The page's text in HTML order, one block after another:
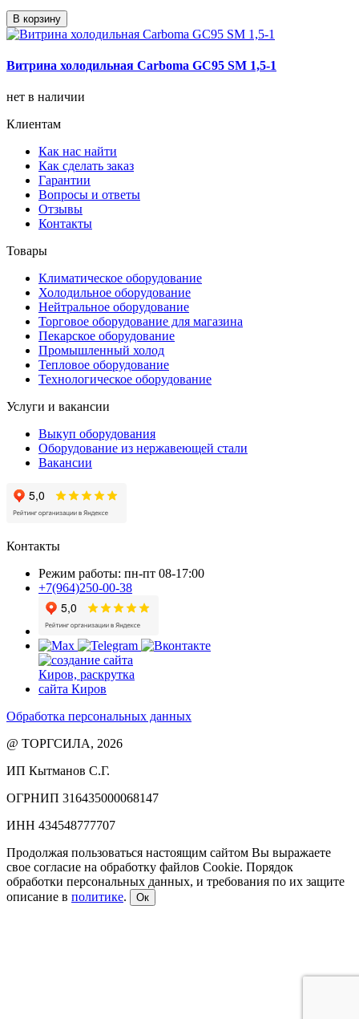
В корзину
Витрина холодильная Carboma GC95 SM 1,5-1
нет в наличии
Клиентам
Как нас найти
Как сделать заказ
Гарантии
Вопросы и ответы
Отзывы
Контакты
Товары
Климатическое оборудование
Холодильное оборудование
Нейтральное оборудование
Торговое оборудование для магазина
Пекарское оборудование
Промышленный холод
Тепловое оборудование
Технологическое оборудование
Услуги и вакансии
Выкуп оборудования
Оборудование из нержавеющей стали
Вакансии
Контакты
Режим работы: пн-пт 08-17:00
+7(964)250-00-38
Обработка персональных данных
@ ТОРГСИЛА, 2026
ИП Кытманов С.Г.
ОГРНИП 316435000068147
ИНН 434548777707
Продолжая пользоваться настоящим сайтом Вы выражаете
свое согласие на обработку файлов Cookie. Порядок
обработки персональных данных, и требования по их защите
описание в политике. Ок